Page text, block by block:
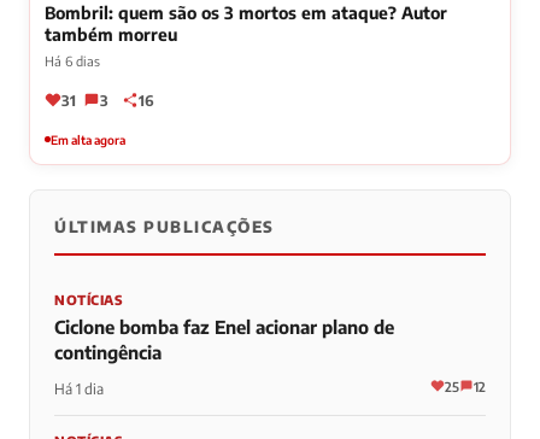
Bombril: quem são os 3 mortos em ataque? Autor
também morreu
Há 6 dias
31 3 16
Em alta agora
ÚLTIMAS PUBLICAÇÕES
NOTÍCIAS
Ciclone bomba faz Enel acionar plano de
contingência
Há 1 dia 25 12